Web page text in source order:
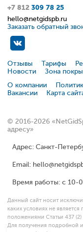
+7 812 309 78 25
hello@netgidspb.ru
Заказать обратный
Отзывы Тарифы
Новости
Зона
О компании
Вакансии
Карта
© 2016-2026
адресу»
Адрес: Санкт-
Email:
Время работы: с 10-
Данный сайт носит
каких условиях не
положениями Статьи 437
Для получения подробной